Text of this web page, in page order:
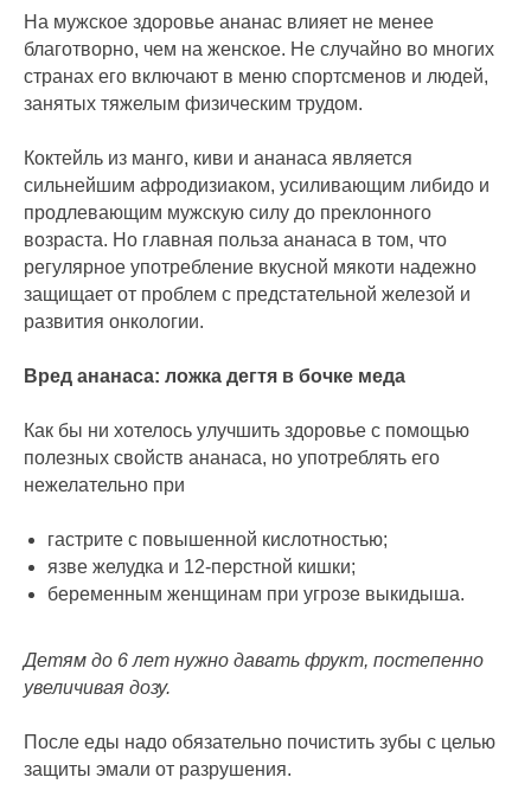
На мужское здоровье ананас влияет не менее
благотворно, чем на женское. Не случайно во многих
странах его включают в меню спортсменов и людей,
занятых тяжелым физическим трудом.
Коктейль из манго, киви и ананаса является
сильнейшим афродизиаком, усиливающим либидо и
продлевающим мужскую силу до преклонного
возраста. Но главная польза ананаса в том, что
регулярное употребление вкусной мякоти надежно
защищает от проблем с предстательной железой и
развития онкологии.
Вред ананаса: ложка дегтя в бочке меда
Как бы ни хотелось улучшить здоровье с помощью
полезных свойств ананаса, но употреблять его
нежелательно при
гастрите с повышенной кислотностью;
язве желудка и 12-перстной кишки;
беременным женщинам при угрозе выкидыша.
Детям до 6 лет нужно давать фрукт, постепенно
увеличивая дозу.
После еды надо обязательно почистить зубы с целью
защиты эмали от разрушения.